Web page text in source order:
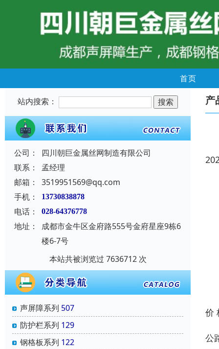
首页
站内搜索：
公司：
四川朝巨金属丝网制造有限公司
联系：
孟经理
邮箱：
3519951569@qq.com
手机：
13730838878
电话： 028-64376778
地址：
成都市金牛区金府路555号金府星座9栋6
楼6-7号
本站共被浏览过 7636712 次
声屏障系列 507
防护栏系列 129
钢格板系列 122
产
价
公